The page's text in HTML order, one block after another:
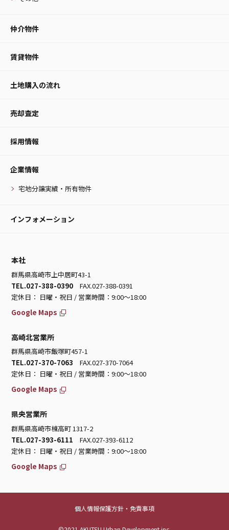
仲介物件
賃貸物件
土地購入の流れ
売却査定
採用情報
企業情報
宅地分譲実績・所有物件
インフォメーション
本社
群馬県高崎市上中居町43-1
TEL.027-388-0390 FAX.027-388-0391
定休日： 日曜・祝日 / 営業時間：9:00～18:00
Google Maps
高崎北営業所
群馬県高崎市飯塚町457-1
TEL.027-370-7063 FAX.027-370-7064
定休日： 日曜・祝日 / 営業時間：9:00～18:00
Google Maps
県央営業所
群馬県高崎市棟高町 1317-2
TEL.027-393-6111 FAX.027-393-6112
定休日： 日曜・祝日 / 営業時間：9:00～18:00
Google Maps
個人情報保護方針・免責事項